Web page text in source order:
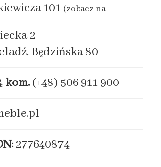
101 (zobacz na
2
Będzińska 80
kom. (+48) 506 911 900
277640874